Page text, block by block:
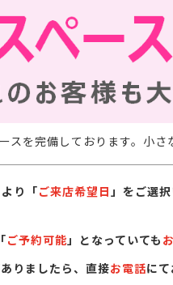
スを完備しております。小
より「ご来店希望日」をご選
ご予約可能」となっていても
りましたら、直接お電話にて